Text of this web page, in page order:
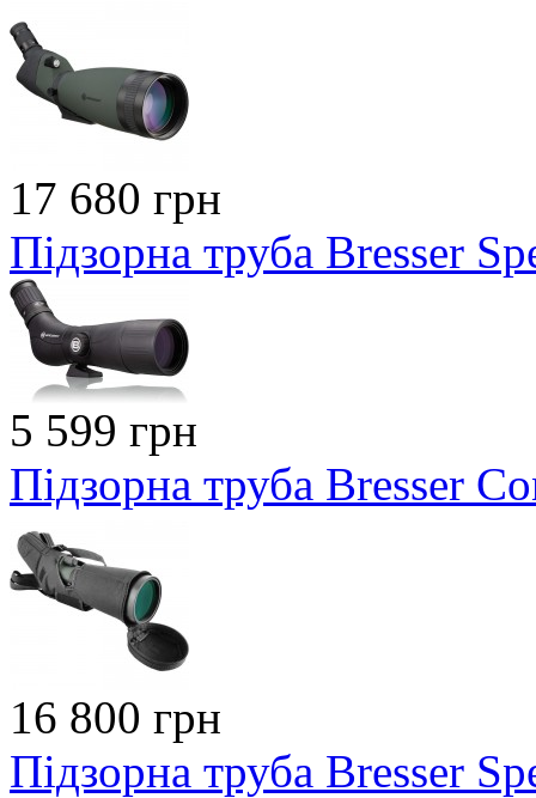
17 680 грн
Підзорна труба Bresser
5 599 грн
Підзорна труба Bresser
16 800 грн
Підзорна труба Bresser